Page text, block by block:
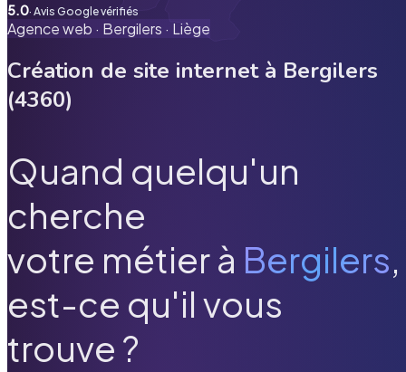
5.0· Avis Google vérifiés
Agence web · Bergilers · Liège
Création de site internet à Bergilers
(4360)
Quand quelqu'un
cherche
votre métier à Bergilers,
est-ce qu'il vous
trouve ?